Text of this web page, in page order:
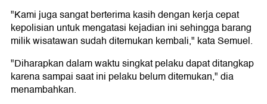
"Kami juga sangat berterima kasih dengan kerja cepat
kepolisian untuk mengatasi kejadian ini sehingga barang
milik wisatawan sudah ditemukan kembali," kata Semuel.
"Diharapkan dalam waktu singkat pelaku dapat ditangkap
karena sampai saat ini pelaku belum ditemukan," dia
menambahkan.